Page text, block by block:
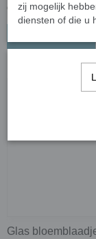
€ 2,27
Glas
zij mogelijk
diensten of die u